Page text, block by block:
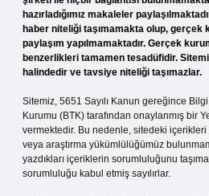
hazırladığımız makaleler
haber niteliği taşımamakta olup, gerçek
paylaşım yapılmamaktadır. Gerçek
benzerlikleri tamamen tesadüfidir.
halindedir ve tavsiye niteliği taşımazlar.
Sitemiz, 5651 Sayılı Kanun gereğince
Kurumu (BTK) tarafından onaylanmış bir
vermektedir. Bu nedenle, sitedeki
veya araştırma yükümlülüğümüz
yazdıkları içeriklerin sorumluluğunu
sorumluluğu kabul etmiş sayılırlar.